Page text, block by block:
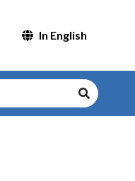
In English